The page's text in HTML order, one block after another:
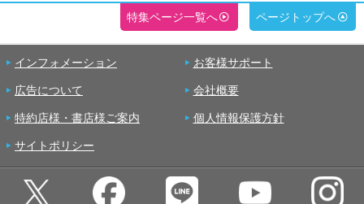
特集ページ一覧へ ページトップへ
インフォメーション お客様サポート
広告について 会社概要
特約店様・書店様ご案内 個人情報保護方針
サイトポリシー